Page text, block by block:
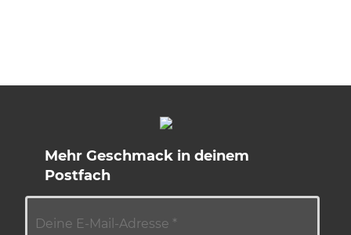
Mehr Geschmack in deinem
Postfach